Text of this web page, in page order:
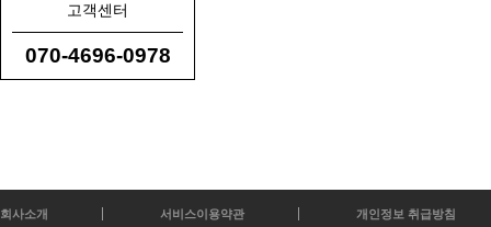
고객센터
070-4696-0978
회사소개 서비스이용약관 개인정보 취급방침